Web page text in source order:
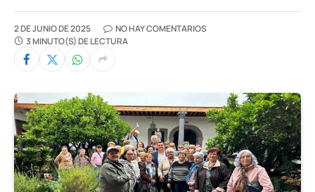
2 DE JUNIO DE 2025
NO HAY COMENTARIOS
3 MINUTO(S) DE LECTURA